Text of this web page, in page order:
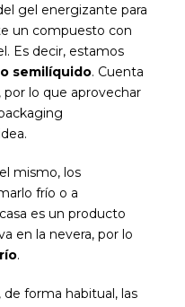
gel energizante para
un compuesto con
Es decir, estamos
semilíquido. Cuenta
por lo que aprovechar
mismo, los
frío o a
es un producto
en la nevera, por lo
.
forma habitual, las